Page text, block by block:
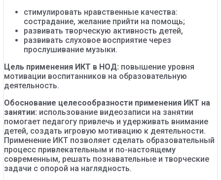
стимулировать нравственные качества:
сострадание, желание прийти на помощь;
развивать творческую активность детей,
развивать слуховое восприятие через
прослушивание музыки.
Цель применения ИКТ в НОД: повышение уровня
мотивации воспитанников на образовательную
деятельность.
Обоснование целесообразности применения ИКТ на
занятии: использование видеозаписи на занятии
помогает педагогу привлечь и удерживать внимание
детей, создать игровую мотивацию к деятельности.
Применение ИКТ позволяет сделать образовательный
процесс привлекательным и по-настоящему
современным, решать познавательные и творческие
задачи с опорой на наглядность.